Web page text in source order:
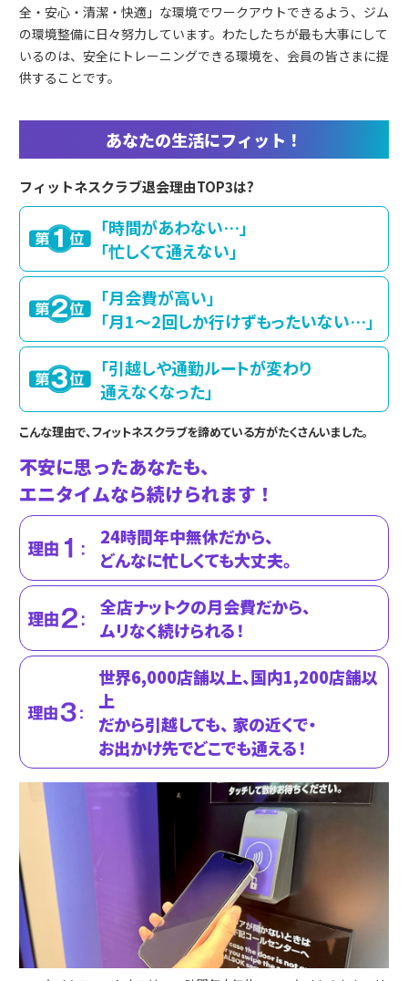
全・安心・清潔・快適」な環境でワークアウトできるよう、ジム
の環境整備に日々努力しています。わたしたちが最も大事にして
いるのは、安全にトレーニングできる環境を、会員の皆さまに提
供することです。
あなたの生活にフィット！
フィットネスクラブ退会理由TOP3は?
「時間があわない…」
「忙しくて通えない」
「月会費が高い」
「月1～2回しか行けずもったいない…」
「引越しや通勤ルートが変わり
通えなくなった」
こんな理由で、フィットネスクラブを諦めている方がたくさんいました。
不安に思ったあなたも、
エニタイムなら続けられます！
24時間年中無休だから、
どんなに忙しくても大丈夫。
全店ナットクの月会費だから、
ムリなく続けられる！
世界6,000店舗以上、国内1,200店舗以
上
だから引越しても、 家の近くで・
お出かけ先でどこでも通える！